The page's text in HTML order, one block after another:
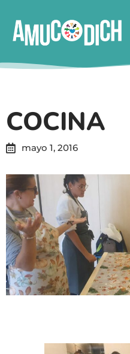
COCINA
mayo 1, 2016